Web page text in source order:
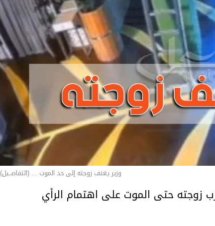
وزير يعنف زوجته إلى حد الموت ... (التفاصــيل)
حتى الموت على اهتمام الرأي